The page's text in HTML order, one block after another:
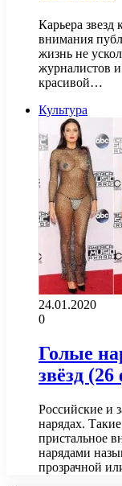
Карьера звезд
внимания
жизнь не
журналистов
красивой…
Культура
24.01.2020
0
Голые
звёзд (26
Российские и
нарядах.
пристальное
нарядами
прозрачной